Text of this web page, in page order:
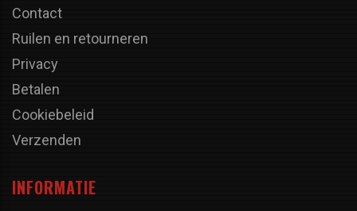
Contact
Ruilen en retourneren
Privacy
Betalen
Cookiebeleid
Verzenden
INFORMATIE